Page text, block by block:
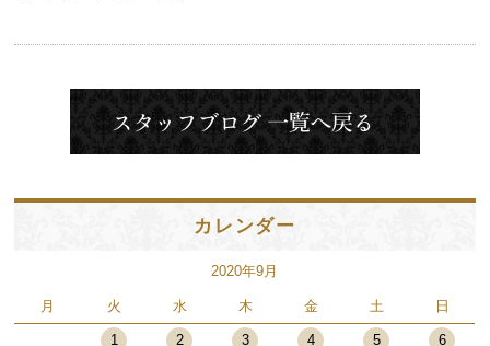
カレンダー
2020年9月
月 火 水 木 金 土 日
1 2 3 4 5 6